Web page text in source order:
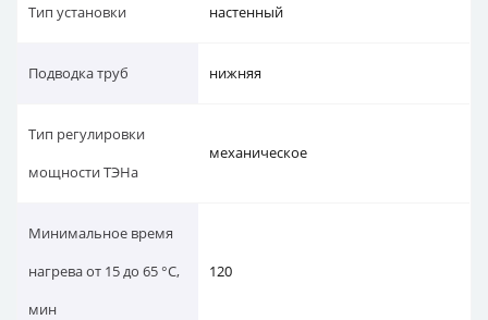
Тип установки настенный
Подводка труб нижняя
Тип регулировки
мощности ТЭНа
механическое
Минимальное время
нагрева от 15 до 65 °С,
мин
120